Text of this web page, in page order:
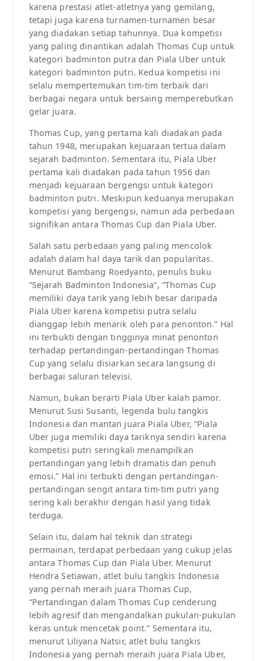
karena prestasi atlet-atletnya yang gemilang,
tetapi juga karena turnamen-turnamen besar
yang diadakan setiap tahunnya. Dua kompetisi
yang paling dinantikan adalah Thomas Cup untuk
kategori badminton putra dan Piala Uber untuk
kategori badminton putri. Kedua kompetisi ini
selalu mempertemukan tim-tim terbaik dari
berbagai negara untuk bersaing memperebutkan
gelar juara.
Thomas Cup, yang pertama kali diadakan pada
tahun 1948, merupakan kejuaraan tertua dalam
sejarah badminton. Sementara itu, Piala Uber
pertama kali diadakan pada tahun 1956 dan
menjadi kejuaraan bergengsi untuk kategori
badminton putri. Meskipun keduanya merupakan
kompetisi yang bergengsi, namun ada perbedaan
signifikan antara Thomas Cup dan Piala Uber.
Salah satu perbedaan yang paling mencolok
adalah dalam hal daya tarik dan popularitas.
Menurut Bambang Roedyanto, penulis buku
“Sejarah Badminton Indonesia”, “Thomas Cup
memiliki daya tarik yang lebih besar daripada
Piala Uber karena kompetisi putra selalu
dianggap lebih menarik oleh para penonton.” Hal
ini terbukti dengan tingginya minat penonton
terhadap pertandingan-pertandingan Thomas
Cup yang selalu disiarkan secara langsung di
berbagai saluran televisi.
Namun, bukan berarti Piala Uber kalah pamor.
Menurut Susi Susanti, legenda bulu tangkis
Indonesia dan mantan juara Piala Uber, “Piala
Uber juga memiliki daya tariknya sendiri karena
kompetisi putri seringkali menampilkan
pertandingan yang lebih dramatis dan penuh
emosi.” Hal ini terbukti dengan pertandingan-
pertandingan sengit antara tim-tim putri yang
sering kali berakhir dengan hasil yang tidak
terduga.
Selain itu, dalam hal teknik dan strategi
permainan, terdapat perbedaan yang cukup jelas
antara Thomas Cup dan Piala Uber. Menurut
Hendra Setiawan, atlet bulu tangkis Indonesia
yang pernah meraih juara Thomas Cup,
“Pertandingan dalam Thomas Cup cenderung
lebih agresif dan mengandalkan pukulan-pukulan
keras untuk mencetak point.” Sementara itu,
menurut Liliyana Natsir, atlet bulu tangkis
Indonesia yang pernah meraih juara Piala Uber,